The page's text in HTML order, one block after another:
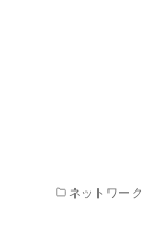
ネットワーク